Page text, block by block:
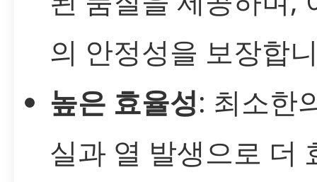
의 안정성을 보장합
높은 효율성: 최소한
실과 열 발생으로 더